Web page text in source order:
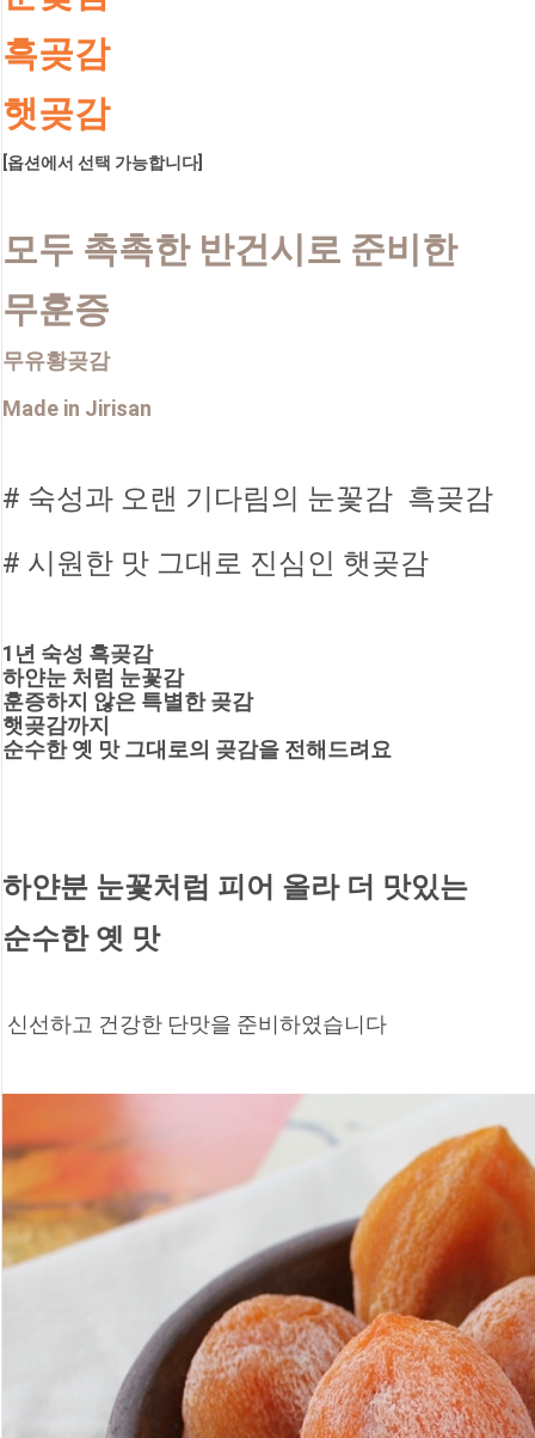
흑곶감
햇곶감
[옵션에서 선택 가능합니다]
모두 촉촉한 반건시로 준비한
무훈증
무유황곶감
Made in Jirisan
# 숙성과 오랜 기다림의 눈꽃감  흑곶감
# 시원한 맛 그대로 진심인 햇곶감
1년 숙성 흑곶감
하얀눈 처럼 눈꽃감
훈증하지 않은 특별한 곶감
햇곶감까지
순수한 옛 맛 그대로의 곶감을 전해드려요
하얀분 눈꽃처럼 피어 올라 더 맛있는
순수한 옛 맛
신선하고 건강한 단맛을 준비하였습니다